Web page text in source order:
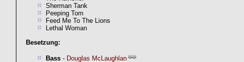
Sherman Tank
Peeping Tom
Feed Me To The Lions
Lethal Woman
Besetzung:
Bass - Douglas McLaughlan